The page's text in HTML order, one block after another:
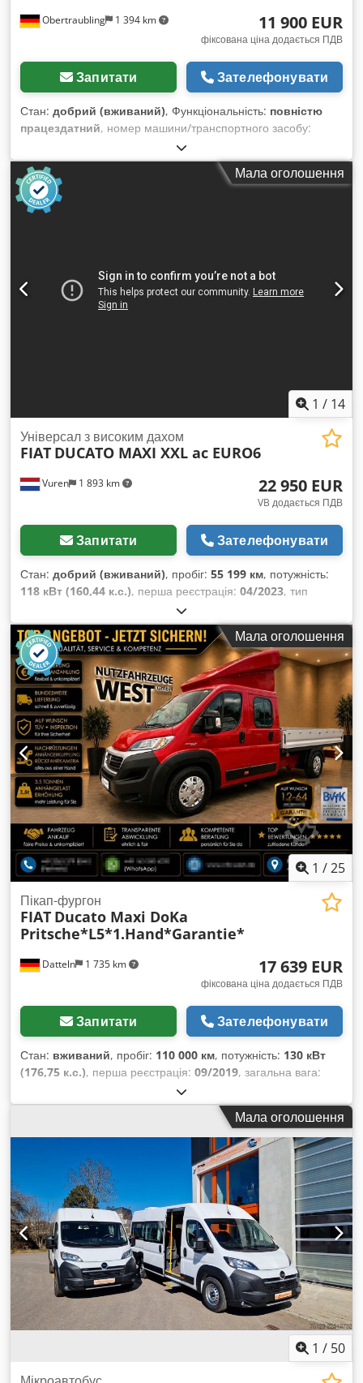
Obertraubling 1 394 km 11 900 EUR
фіксована ціна додається ПДВ
Запитати Зателефонувати
Стан: добрий (вживаний), Функціональність: повністю
працездатний, номер машини/транспортного засобу:
, потужність:
к.с.), перша реєстрація:02/2023, тип пального:дизель,
маса без навантаження:
, максимальна вага
навантаження:
база:
1 860 мм, висота вантажного відсіку:1 920 мм, Обладнання:
ABS, AdBlue, EBS (Електронна гальмівна система),
Блютуз, Порт USB, асистент рушання на підйомі,
реєстрація вантажівки, розсувні двері, старт-стоп
система, фільтр сажі, центральний замок,
Мала оголошення
1 / 14
Vuren 1 893 km
Універсал з високим дахом
FIAT DUCATO MAXI XXL ac EURO6
22 950 EUR
VB додається ПДВ
Запитати Зателефонувати
Стан: добрий (вживаний), пробіг: 55 199 км, потужність:
118 кВт (160,44 к.с.), перша реєстрація: 04/2023, тип
, розмір шини:
осей:4x2, колісна база:4 040 мм, паливо:дизель, колір:
білий, водійська кабіна:денна кабіна, тип передачі:
механічний, кількість передач:6, клас викидів: Євро 6,
підвіска:інше, кількість місць: , загальна довжина:6 460
мм, загальна ширина:2 050 мм, загальна висота: 2 520 мм
довжина вантажного відсіку:4 000 мм, ширина вантажного
відсіку:1 850 мм, висота вантажного відсіку:1 900 мм, Рік
виготовлення:2023, Обладнання:ABS, Apple CarPlay,
Блютуз, електричне регулювання вікон,
електрорегульоване дзеркало, зчеплення причепа,
кондиціонер, круїз-контроль, система контролю тяги,
центральний замок,
Мала оголошення
1 /25
Datteln 1 735 km
Пікап-фургон
FIAT Ducato Maxi DoKa
Pritsche*L5*1.Hand*Garantie*
17 639 EUR
фіксована ціна додається ПДВ
Запитати Зателефонувати
Стан: вживаний, пробіг: 110 000 км, потужність: 130 кВт
(176,75 к.с.), перша реєстрація: 09/2019, загальна вага:
, тип передачі:
викидів:Євро 6, кількість місць:7, Обладнання:ABS,
кондиціонер, стояночний обігрівач, фільтр сажі,
центральний замок,
Мала оголошення
1 / 50